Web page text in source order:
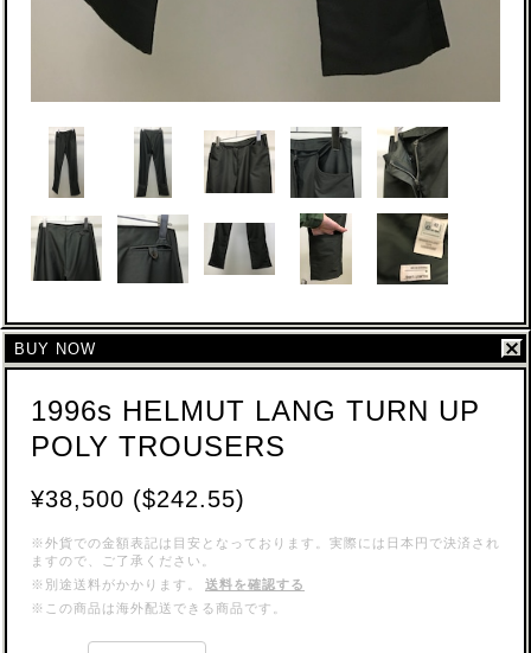
BUY NOW
1996s HELMUT LANG TURN UP
POLY TROUSERS
¥38,500 ($242.55)
※外貨での金額表記は目安となっております。実際には日本円で決済され
ますので、ご了承ください。
※別途送料がかかります。
送料を確認する
※この商品は海外配送できる商品です。